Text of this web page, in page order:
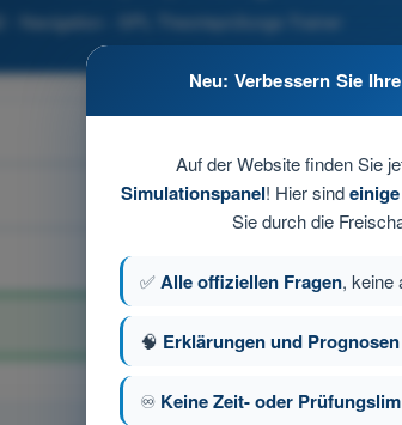
- Navigation - SPL Theorieprüfungs-Trainer
Neu: Verbessern Sie
Auf der Website finden Sie
Simulationspanel! Hier sind
Sie durch die
✅Alle offiziellen Fragen, keine
🧠 Erklärungen und Prognosen
♾️ Keine Zeit- oder